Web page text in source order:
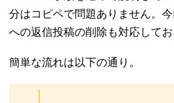
分はコピペで問題ありません。
への返信投稿の削除も対応してお
簡単な流れは以下の通り。